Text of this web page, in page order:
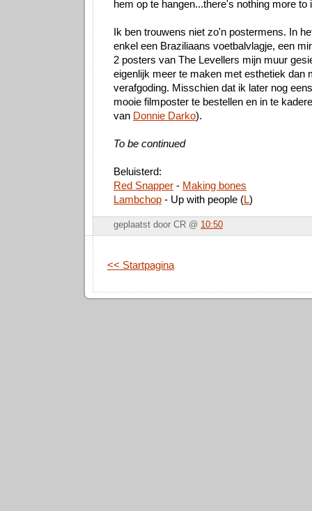
hem op te hangen...there's nothing more to
Ik ben trouwens niet zo'n postermens. In
enkel een Braziliaans voetbalvlagje, een
2 posters van The Levellers mijn muur
eigenlijk meer te maken met esthetiek dan
verafgoding. Misschien dat ik later nog
mooie filmposter te bestellen en in te
van Donnie Darko).
To be continued
Beluisterd:
Red Snapper - Making bones
Lambchop - Up with people (L)
geplaatst door CR @ 10:50
<< Startpagina